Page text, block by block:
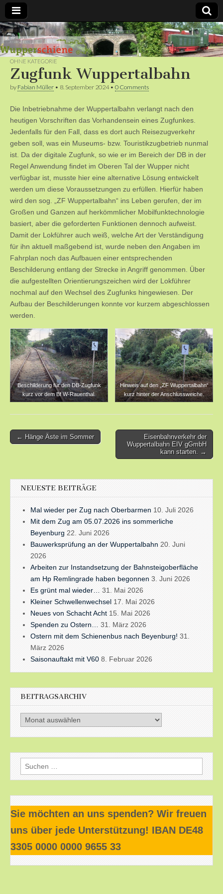
Bergische
Bahnen /
Förderverein
Wupperschiene
e.V.
OHNE KATEGORIE
Zugfunk Wuppertalbahn
by Fabian Müller • 8. September 2024• 0 Comments
Die Inbetriebnahme der Wuppertalbahn verlangt nach den
heutigen Vorschriften das Vorhandensein eines Zugfunkes.
Jedenfalls für den Fall, dass es dort auch Reisezugverkehr
geben soll, was ein Museums- bzw. Touristikzugbetrieb nunmal
ist. Da der digitale Zugfunk, so wie er im Bereich der DB in der
Regel Anwendung findet im Oberen Tal der Wupper nicht
verfügbar ist, musste hier eine alternative Lösung entwickelt
werden um diese Voraussetzungen zu erfüllen. Hierfür haben
wird den sog. „ZF Wuppertalbahn“ ins Leben gerufen, der im
Großen und Ganzen auf herkömmlicher Mobilfunktechnologie
basiert, aber die geforderten Funktionen dennoch aufweist.
Damit der Lokführer auch weiß, welche Art der Verständigung
für ihn aktuell maßgebend ist, wurde neben den Angaben im
Fahrplan noch das Aufbauen einer entsprechenden
Beschilderung entlang der Strecke in Angriff genommen. Über
die aufgestellten Orientierungszeichen wird der Lokführer
nochmal auf den Wechsel des Zugfunks hingewiesen. Der
Aufbau der Beschilderungen konnte vor kurzem abgeschlossen
werden.
Beschilderung für den DB-Zugfunk
kurz vor dem Bf W-Rauenthal.
Hinweis auf den „ZF Wuppertalbahn“
kurz hinter der Anschlussweiche.
Post
← Hänge Äste im Sommer
Eisenbahnverkehr der
Wuppertalbahn EIV gGmbH
kann starten. →
NEUESTE BEITRÄGE
Mal wieder per Zug nach Oberbarmen 10. Juli 2026
Mit dem Zug am 05.07.2026 ins sommerliche
Beyenburg 22. Juni 2026
Bauwerksprüfung an der Wuppertalbahn 20. Juni
2026
Arbeiten zur Instandsetzung der Bahnsteigoberfläche
am Hp Remlingrade haben begonnen 3. Juni 2026
Es grünt mal wieder… 31. Mai 2026
Kleiner Schwellenwechsel 17. Mai 2026
Neues von Schacht Acht 15. Mai 2026
Spenden zu Ostern… 31. März 2026
Ostern mit dem Schienenbus nach Beyenburg! 31.
März 2026
Saisonauftakt mit V60 8. Februar 2026
BEITRAGSARCHIV
Beitragsarchiv
Suchen
nach:
Sie möchten an uns spenden? Wir freuen
uns über jede Unterstützung! IBAN DE48
3305 0000 0000 9655 33